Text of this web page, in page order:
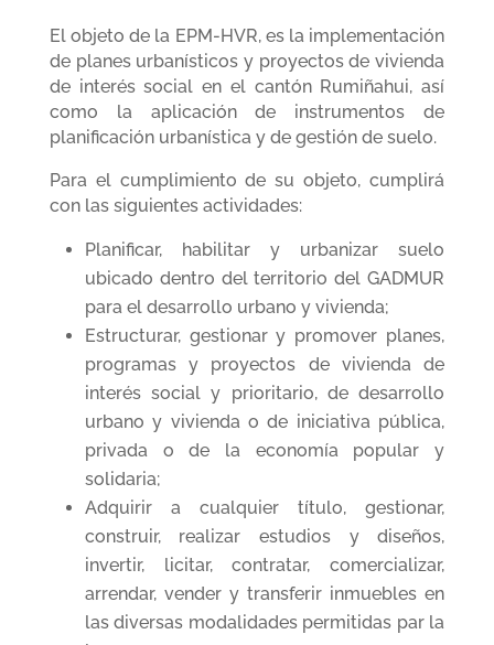
El objeto de la EPM-HVR, es la implementación
de planes urbanísticos y proyectos de vivienda
de interés social en el cantón Rumiñahui, así
como la aplicación de instrumentos de
planificación urbanística y de gestión de suelo.
Para el cumplimiento de su objeto, cumplirá
con las siguientes actividades:
Planificar, habilitar y urbanizar suelo
ubicado dentro del territorio del GADMUR
para el desarrollo urbano y vivienda;
Estructurar, gestionar y promover planes,
programas y proyectos de vivienda de
interés social y prioritario, de desarrollo
urbano y vivienda o de iniciativa pública,
privada o de la economía popular y
solidaria;
Adquirir a cualquier título, gestionar,
construir, realizar estudios y diseños,
invertir, licitar, contratar, comercializar,
arrendar, vender y transferir inmuebles en
las diversas modalidades permitidas par la